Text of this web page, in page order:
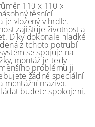
110 x 110 x
těsnící
je vložený v hrdle.
zajišťuje životnost a
Díky dokonale hladké
z tohoto potrubí
se spojuje na
montáž je tedy
problému ji
žádné speciální
montážní mazivo.
budete spokojeni,